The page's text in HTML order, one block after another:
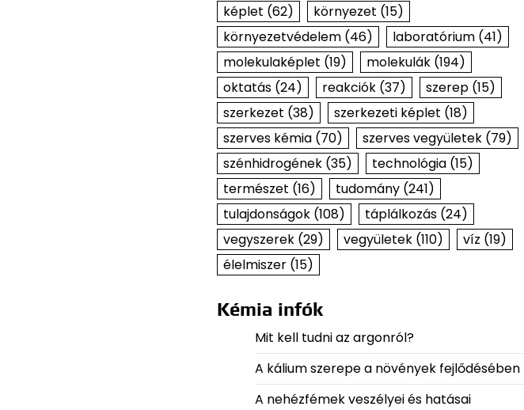
képlet (62) környezet (15)
környezetvédelem(46) laboratórium(41)
molekulaképlet (19) molekulák(194)
oktatás(24) reakciók(37) szerep(15)
szerkezet (38) szerkezeti képlet (18)
szerves kémia(70) szerves vegyületek(79)
szénhidrogének(35) technológia(15)
természet (16) tudomány(241)
tulajdonságok(108) táplálkozás(24)
vegyszerek(29) vegyületek(110) víz (19)
élelmiszer(15)
Kémia infók
Mit kell tudni az argonról?
A kálium szerepe a növények fejlődésében
A nehézfémek veszélyei és hatásai